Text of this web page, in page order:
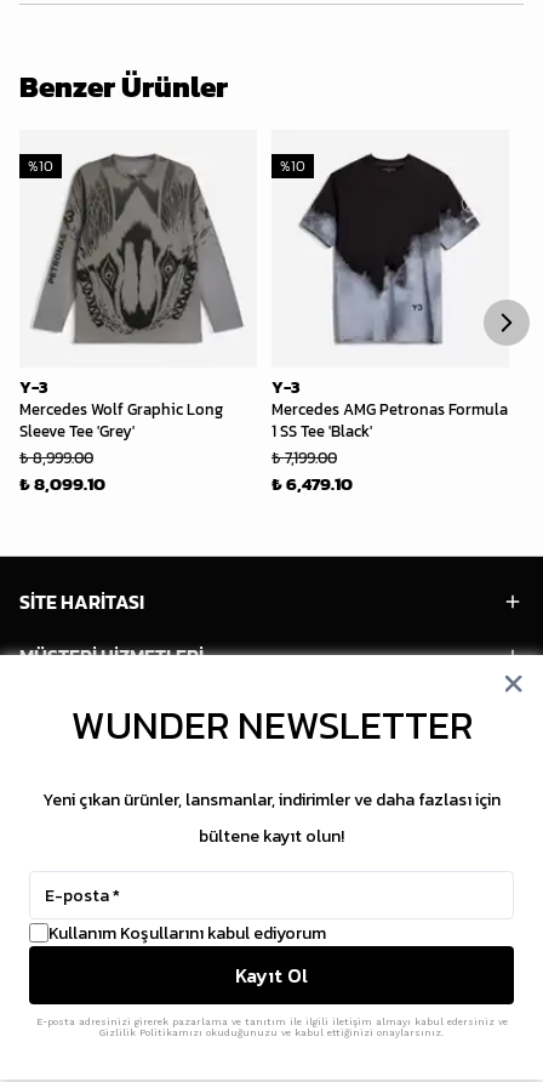
Benzer Ürünler
Y-3
Mercedes Wolf Graphic Long
Sleeve Tee 'Grey'
%10
₺ 8,999.00
₺ 8,099.10
Y-3
Mercedes AMG Petronas Formula
1 SS Tee 'Black'
%10
₺ 7,199.00
₺ 6,479.10
SİTE HARİTASI
MÜŞTERİ HİZMETLERİ
HESABIM
SOSYAL MEDYA
Copyright © 2026 WUNDER. İçeriklerin izinsiz
ikasE-Ticaret Altyapısıile Hazırlanmıştır.
WUNDER NEWSLETTER
Yeni çıkan ürünler, lansmanlar, indirimler ve daha fazlası için
bültene kayıt olun!
Kullanım Koşullarını kabul ediyorum
Kayıt Ol
E-posta adresinizi girerek pazarlama ve tanıtım ile ilgili iletişim almayı kabul edersiniz ve
Gizlilik Politikamızı okuduğunuzu ve kabul ettiğinizi onaylarsınız.